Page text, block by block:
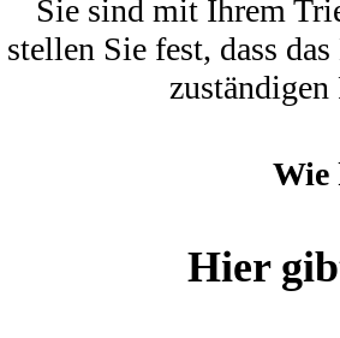
Sie sind mit Ihrem
stellen Sie fest, dass
Wie
Hier